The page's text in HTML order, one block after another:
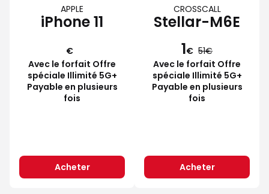
APPLE
iPhone 11
€
Avec le forfait Offre
spéciale Illimité 5G+
Payable en plusieurs
fois
Acheter
CROSSCALL
Stellar-M6E
1€ 51
Avec le forfait Offre
spéciale Illimité 5G+
Payable en plusieurs
fois
Acheter